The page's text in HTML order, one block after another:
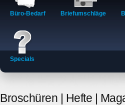
Büro-Bedarf Briefumschläge
Specials
Broschüren | Hefte |